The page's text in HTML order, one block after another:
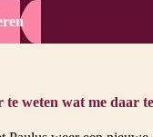
weten wat me daar